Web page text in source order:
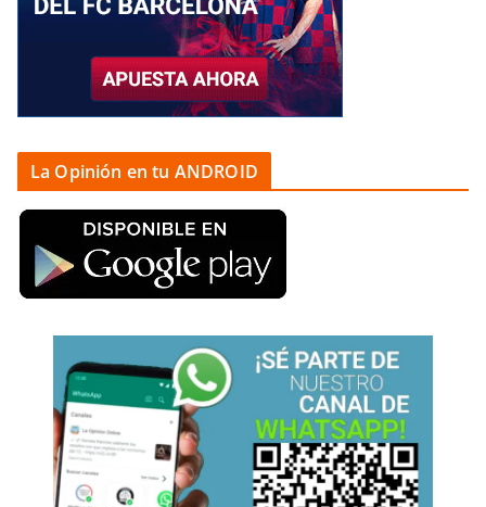
La Opinión en tu ANDROID